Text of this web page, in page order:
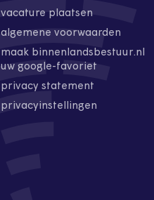
vacature plaatsen
algemene voorwaarden
maak binnenlandsbestuur.nl
uw google-favoriet
privacy statement
privacyinstellingen